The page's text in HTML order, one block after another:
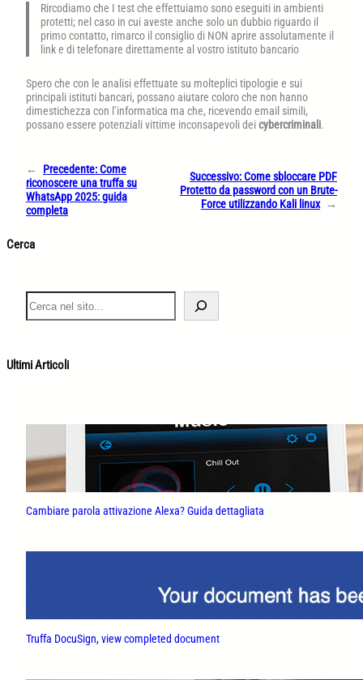
Rircodiamo che I test che effettuiamo sono eseguiti in ambienti
protetti; nel caso in cui aveste anche solo un dubbio riguardo il
primo contatto, rimarco il consiglio di NON aprire assolutamente il
link e di telefonare direttamente al vostro istituto bancario
Spero che con le analisi effettuate su molteplici tipologie e sui
principali istituti bancari, possano aiutare coloro che non hanno
dimestichezza con l’informatica ma che, ricevendo email simili,
possano essere potenziali vittime inconsapevoli deicybercriminali.
← Precedente:Come
riconoscere una truffa su
WhatsApp 2025: guida
completa
Successivo:Come sbloccare PDF
Protetto da password con un Brute-
Force utilizzando Kali linux →
Cerca
S
e
a
h
Ultimi Articoli
Cambiare parola attivazione Alexa? Guida dettagliata
Truffa DocuSign, view completed document